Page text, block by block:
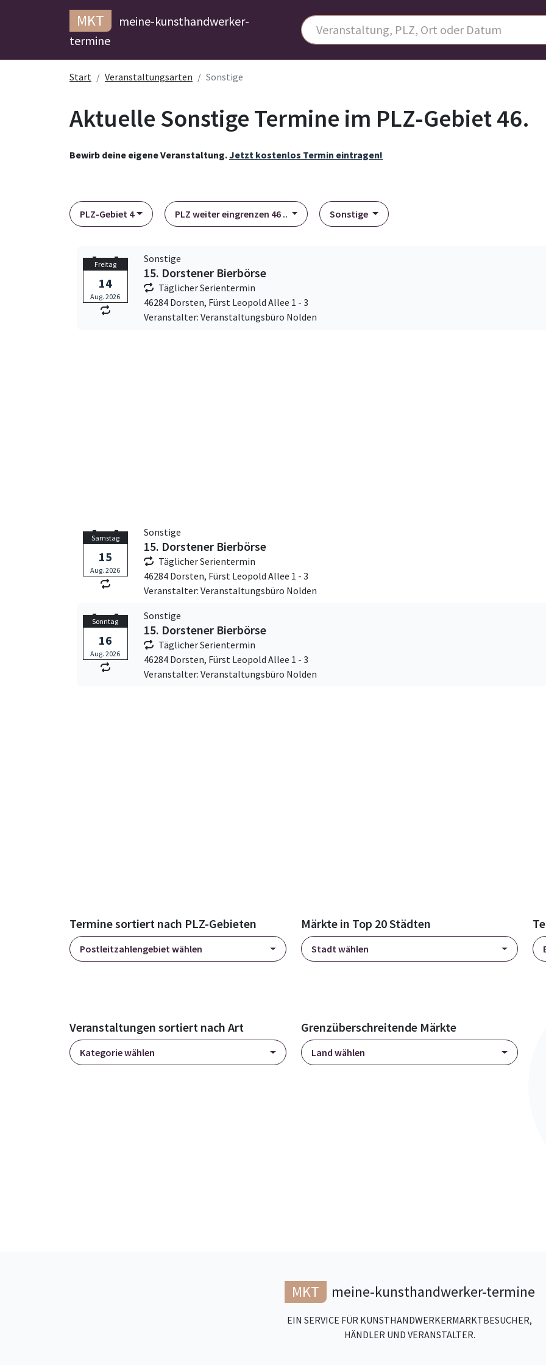
MKT
meine-kunsthandwerker-
termine
Start Veranstaltungsarten Sonstige
Aktuelle Sonstige Termine im PLZ-Gebiet 46.
Bewirb deine eigene Veranstaltung.Jetzt kostenlos Termin eintragen!
PLZ-Gebiet 4 PLZ weiter eingrenzen 46 .. Sonstige
Freitag
14
Aug. 2026
Sonstige
15. Dorstener Bierbörse
Täglicher Serientermin
46284 Dorsten, Fürst Leopold Allee 1 - 3
Veranstalter: Veranstaltungsbüro Nolden
Samstag
15
Aug. 2026
Sonstige
15. Dorstener Bierbörse
Täglicher Serientermin
46284 Dorsten, Fürst Leopold Allee 1 - 3
Veranstalter: Veranstaltungsbüro Nolden
Sonntag
16
Aug. 2026
Sonstige
15. Dorstener Bierbörse
Täglicher Serientermin
46284 Dorsten, Fürst Leopold Allee 1 - 3
Veranstalter: Veranstaltungsbüro Nolden
Termine sortiert nach PLZ-Gebieten
Postleitzahlengebiet wählen
Märkte in Top 20 Städten
Stadt wählen
Veranstaltungen sortiert nach Art
Kategorie wählen
Grenzüberschreitende Märkte
Land wählen
MKT meine-kunsthandwerker-termine
EIN SERVICE FÜR KUNSTHANDWERKERMARKTBESUCHER,
HÄNDLER UND VERANSTALTER.